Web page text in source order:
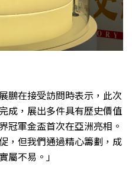
鵬在接受訪問時表示，此次
成，展出多件具有歷史價值
冠軍金盃首次在亞洲亮相。
，但我們通過精心籌劃，成
屬不易。」